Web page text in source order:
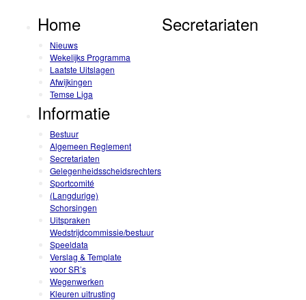
Home
Nieuws
Wekelijks Programma
Laatste Uitslagen
Afwijkingen
Temse Liga
Informatie
Bestuur
Algemeen Reglement
Secretariaten
Gelegenheidsscheidsrechters
Sportcomité
(Langdurige)
Schorsingen
Uitspraken
Wedstrijdcommissie/bestuur
Speeldata
Verslag & Template
voor SR’s
Wegenwerken
Kleuren uitrusting
Secretariaten